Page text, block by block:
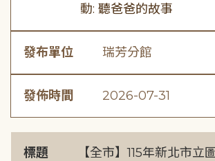
動: 聽爸爸的故事
發布單位 瑞芳分館
發佈時間 2026-07-31
標題
【全市】115年新北市立